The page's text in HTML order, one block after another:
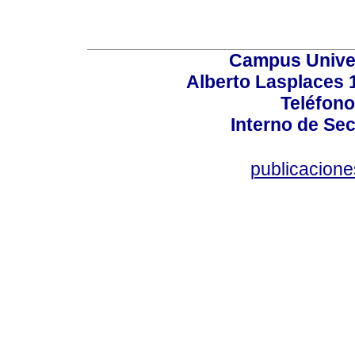
Campus
Alberto Lasplaces
Interno de